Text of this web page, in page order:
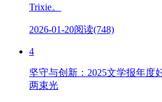
Trixie。
2026-01-20阅读(748)
4
坚守与创新：2025文学报年度
两束光